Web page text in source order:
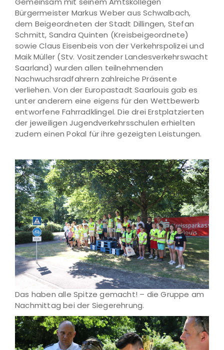
Bürgermeister Markus Weber aus Schwalbach,
dem Beigeordneten der Stadt Dillingen, Stefan
Schmitt, Sandra Quinten (Kreisbeigeordnete)
sowie Claus Eisenbeis von der Verkehrspolizei und
Maik Müller (Stv. Vositzender Landesverkehrswacht
Saarland) wurden allen teilnehmenden
Nachwuchsradfahrern zahlreiche Präsente
verliehen. Von der Europastadt Saarlouis gab es
unter anderem eine eigens für den Wettbewerb
entworfene Fahrradklingel. Die drei Erstplatzierten
der jeweiligen Jugendverkehrsschulen erhielten
zudem einen Pokal für ihre gezeigten Leistungen.
Das haben alle Spitze gemacht! – die Gruppe am
Nachmittag bei der Siegerehrung.